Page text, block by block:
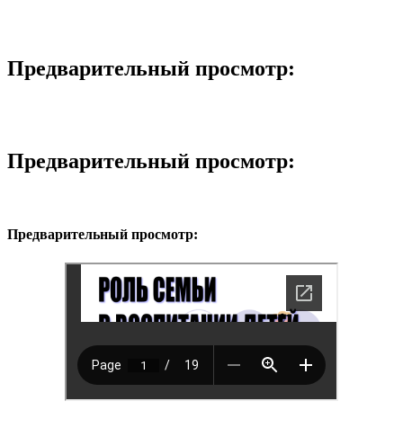
Предварительный просмотр:
Предварительный просмотр:
Предварительный просмотр: